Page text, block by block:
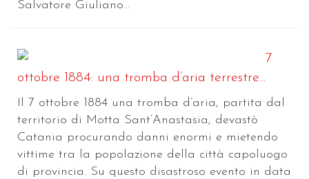
Salvatore Giuliano...
7
ottobre 1884: una tromba d’aria terrestre...
Il 7 ottobre 1884 una tromba d’aria, partita dal
territorio di Motta Sant’Anastasia, devastò
Catania procurando danni enormi e mietendo
vittime tra la popolazione della città capoluogo
di provincia. Su questo disastroso evento in data